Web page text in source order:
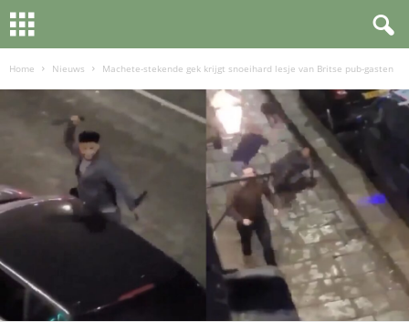
Home Nieuws Machete-stekende gek krijgt snoeihard lesje van Britse pub-gasten